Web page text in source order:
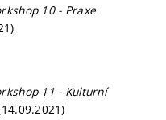
10 - Praxe
11 - Kulturní